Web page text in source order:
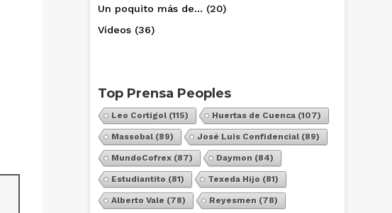
Un poquito más de… (20)
Vídeos (36)
Top Prensa Peoples
Leo Cortigol (115) Huertas de Cuenca (107)
Massobal (89) José Luis Confidencial (89)
MundoCofrex (87) Daymon (84)
Estudiantito (81) Texeda Hijo (81)
Alberto Vale (78) Reyesmen (78)